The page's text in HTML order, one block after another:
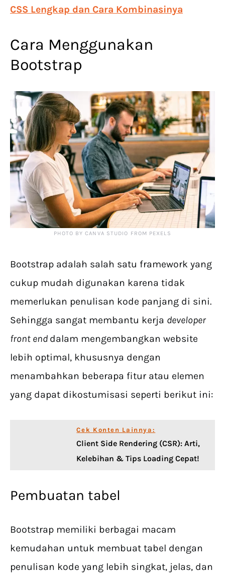
CSS Lengkap dan Cara Kombinasinya
Cara Menggunakan
Bootstrap
PHOTO BY CANVA STUDIO FROM PEXELS
Bootstrap adalah salah satu framework yang
cukup mudah digunakan karena tidak
memerlukan penulisan kode panjang di sini.
Sehingga sangat membantu kerja developer
front end dalam mengembangkan website
lebih optimal, khususnya dengan
menambahkan beberapa fitur atau elemen
yang dapat dikostumisasi seperti berikut ini:
Cek Konten Lainnya:
Client Side Rendering (CSR): Arti,
Kelebihan & Tips Loading Cepat!
Pembuatan tabel
Bootstrap memiliki berbagai macam
kemudahan untuk membuat tabel dengan
penulisan kode yang lebih singkat, jelas, dan